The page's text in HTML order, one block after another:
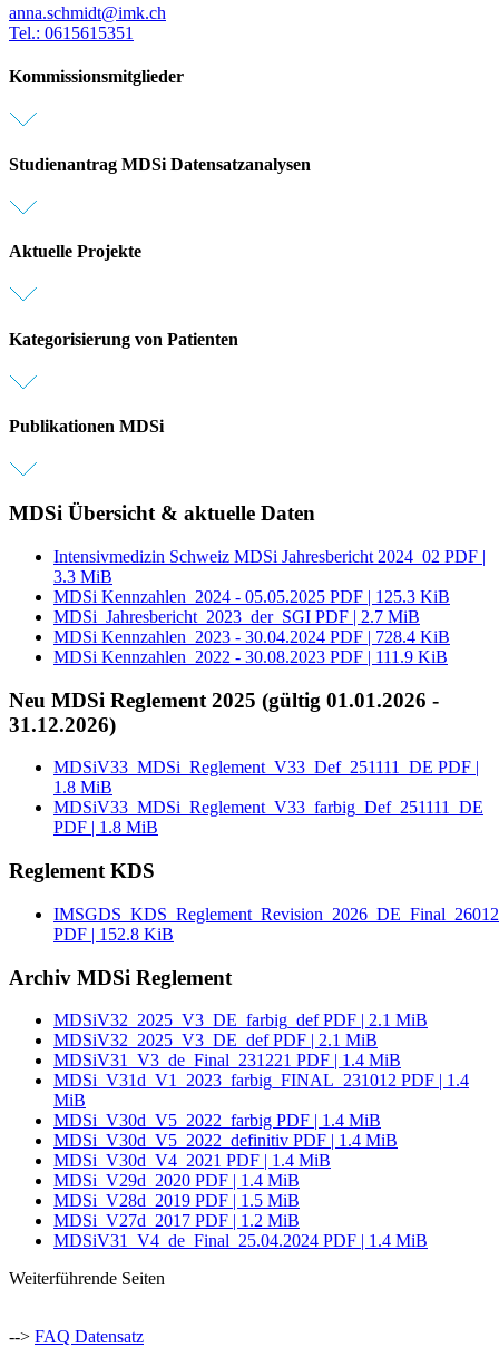
anna.schmidt@imk.ch
Tel.: 0615615351
Kommissionsmitglieder
Studienantrag MDSi Datensatzanalysen
Aktuelle Projekte
Kategorisierung von Patienten
Publikationen MDSi
MDSi Übersicht & aktuelle Daten
Intensivmedizin Schweiz MDSi Jahresbericht 2024_02 PDF |
3.3 MiB
MDSi Kennzahlen_2024 - 05.05.2025 PDF | 125.3 KiB
MDSi_Jahresbericht_2023_der_SGI PDF | 2.7 MiB
MDSi Kennzahlen_2023 - 30.04.2024 PDF | 728.4 KiB
MDSi Kennzahlen_2022 - 30.08.2023 PDF | 111.9 KiB
Neu MDSi Reglement 2025 (gültig 01.01.2026 -
31.12.2026)
MDSiV33_MDSi_Reglement_V33_Def_251111_DE PDF |
1.8 MiB
MDSiV33_MDSi_Reglement_V33_farbig_Def_251111_DE
PDF | 1.8 MiB
Reglement KDS
PDF | 152.8 KiB
Archiv MDSi Reglement
MDSiV32_2025_V3_DE_farbig_defPDF | 2.1 MiB
MDSiV32_2025_V3_DE_defPDF | 2.1 MiB
MDSiV31_V3_de_Final_231221 PDF | 1.4 MiB
MDSi_V31d_V1_2023_farbig_FINAL_231012 PDF | 1.4
MiB
MDSi_V30d_V5_2022_farbig PDF | 1.4 MiB
MDSi_V30d_V5_2022_definitiv PDF | 1.4 MiB
MDSi_V30d_V4_2021 PDF | 1.4 MiB
MDSi_V29d_2020 PDF | 1.4 MiB
MDSi_V28d_2019 PDF | 1.5 MiB
MDSi_V27d_2017 PDF | 1.2 MiB
MDSiV31_V4_de_Final_25.04.2024 PDF | 1.4 MiB
Weiterführende Seiten
--> FAQ Datensatz